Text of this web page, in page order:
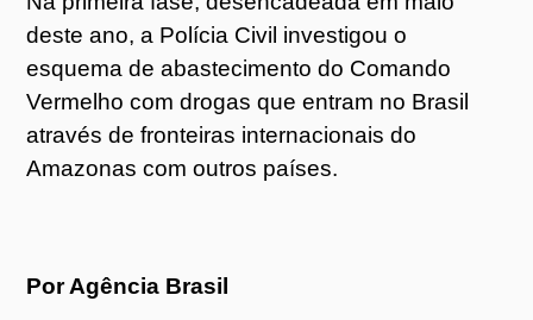
deste ano, a Polícia Civil investigou o
esquema de abastecimento do Comando
Vermelho com drogas que entram no Brasil
através de fronteiras internacionais do
Amazonas com outros países.
Por Agência Brasil